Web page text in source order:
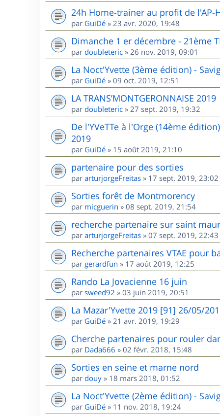
24h Home-trainer au profit de l'AP-
par GuiDé » 23 avr. 2020, 19:48
Dimanche 1 er décembre - 21ème
par doubleteric » 26 nov. 2019, 09:01
La Noct'Yvette (3ème édition) -
par GuiDé » 09 oct. 2019, 12:51
LA TRANS’MONTGERONNAISE 2019
par doubleteric » 27 sept. 2019, 19:32
De l'YVeTTe à l'Orge (14ème
2019
par GuiDé » 15 août 2019, 21:10
partenaire pour des sorties
par arturjorgeFreitas » 17 sept. 2019, 23:02
Sorties forêt de Montmorency
par micguerin » 08 sept. 2019, 21:54
recherche partenaire sur saint
par arturjorgeFreitas » 07 sept. 2019, 22:43
Recherche partenaires VTAE pour
par gerardfun » 17 août 2019, 12:25
Rando La Jovacienne 16 juin
par sweed92 » 03 juin 2019, 20:51
La Mazar'Yvette 2019 [91] 26/05/
par GuiDé » 21 avr. 2019, 19:29
Cherche partenaires pour rouler
par Dada666 » 02 févr. 2018, 15:48
Sorties en seine et marne nord
par douy » 18 mars 2018, 01:52
La Noct'Yvette (2ème édition) -
par GuiDé » 11 nov. 2018, 19:24